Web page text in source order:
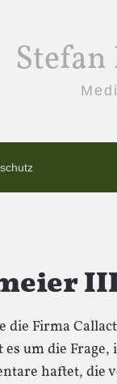
die Firma
um die Frage,
haftet, die